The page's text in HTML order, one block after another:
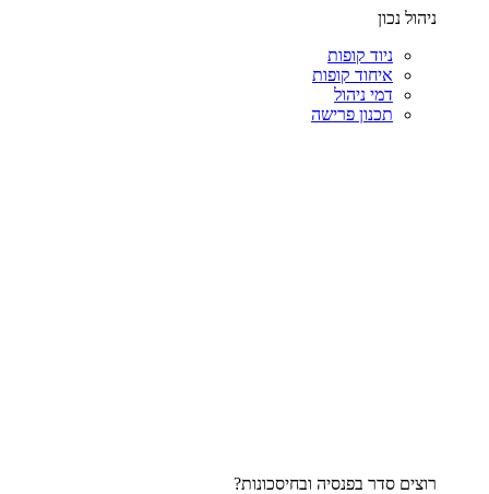
ניהול נכון
ניוד קופות
איחוד קופות
דמי ניהול
תכנון פרישה
רוצים סדר בפנסיה ובחיסכונות?